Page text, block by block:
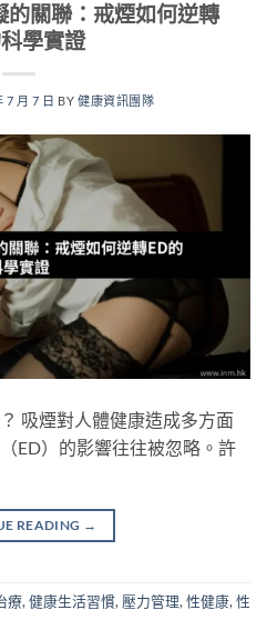
的關聯：戒煙如何逆轉
學實證
7 月 7 日 BY健康資訊團隊
吸煙對人體健康造成多方面
ED）的影響往往被忽略。許
READING →
療, 健康生活習慣, 壓力管理, 性健康, 性